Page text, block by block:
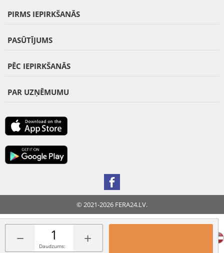
− +
Daudzums:
PIRMS IEPIRKŠANĀS
PASŪTĪJUMS
PĒC IEPIRKŠANĀS
PAR UZŅĒMUMU
© 2021-2026 FERA24.LV.
FERA INTERNATIONAL: